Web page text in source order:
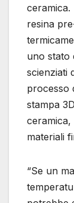
resina
uno stato
scienziati
processo
stampa
ceramica,
materiali
“Se un